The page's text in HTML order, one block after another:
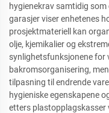
hygienekrav samtidig
garasjer viser enhetenes
prosjektmateriell kan
olje, kjemikalier og
synlighetsfunksjonene for
bakromsorganisering,
tilpasning til endrende
hygieniske egenskapene
etters plastopplagskasser